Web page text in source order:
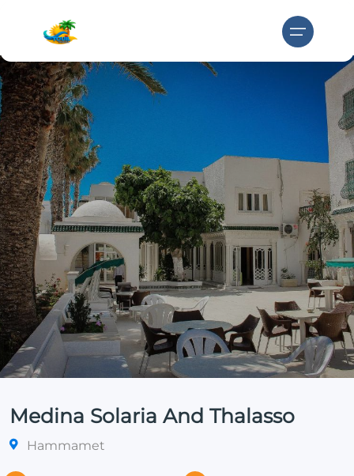
Medina Solaria And Thalasso
Hammamet